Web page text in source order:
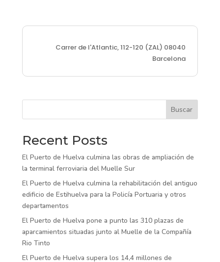
Carrer de l'Atlantic, 112-120 (ZAL) 08040
Barcelona
Buscar
Recent Posts
El Puerto de Huelva culmina las obras de ampliación de
la terminal ferroviaria del Muelle Sur
El Puerto de Huelva culmina la rehabilitación del antiguo
edificio de Estihuelva para la Policía Portuaria y otros
departamentos
El Puerto de Huelva pone a punto las 310 plazas de
aparcamientos situadas junto al Muelle de la Compañía
Rio Tinto
El Puerto de Huelva supera los 14,4 millones de